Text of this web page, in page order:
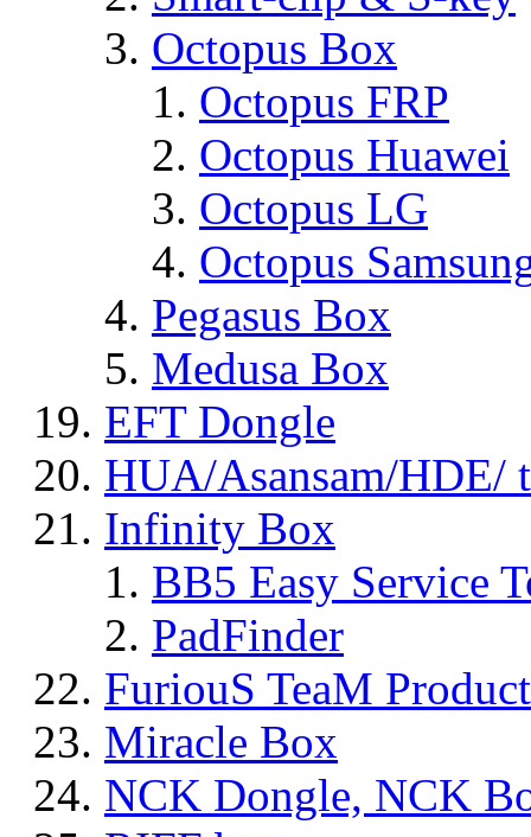
Octopus Box
Octopus FRP
Octopus Huawei
Octopus LG
Octopus
Pegasus Box
Medusa Box
EFT Dongle
HUA/Asansam/HDE/
Infinity Box
BB5 Easy Service
PadFinder
FuriouS TeaM
Miracle Box
NCK Dongle, NCK